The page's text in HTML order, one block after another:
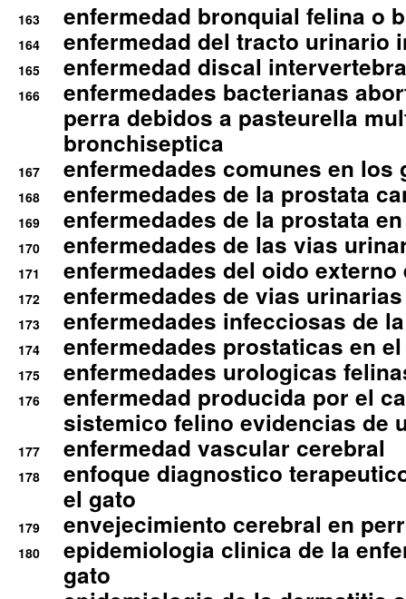
163 enfermedad bronquial felina o
164 enfermedad del tracto urinario
165 enfermedad discal
166
enfermedades bacterianas
perra debidos a pasteurella
bronchiseptica
167 enfermedades comunes en los
168 enfermedades de la prostata
169 enfermedades de la prostata
170 enfermedades de las vias
171 enfermedades del oido
172 enfermedades de vias
173 enfermedades infecciosas de
174 enfermedades prostaticas en
175 enfermedades urologicas
176
enfermedad producida por el
sistemico felino evidencias de
177 enfermedad vascular cerebral
178
enfoque diagnostico
el gato
179 envejecimiento cerebral en
180
epidemiologia clinica de la
gato